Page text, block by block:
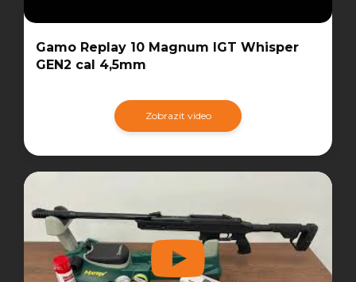
Gamo Replay 10 Magnum IGT Whisper
GEN2 cal 4,5mm
Zobrazit video